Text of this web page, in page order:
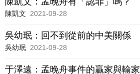
陳凱文 2021-09-28
吳幼珉：回不到從前的中美關係
吳幼珉 2021-09-28
于澤遠：孟晚舟事件的贏家與輸家